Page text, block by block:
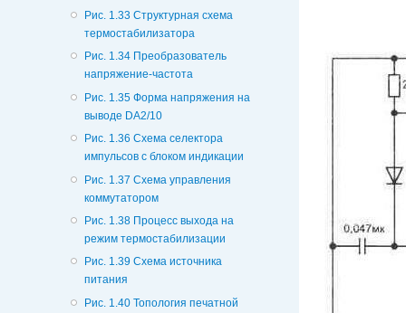
Рис. 1.33 Структурная схема
термостабилизатора
Рис. 1.34 Преобразователь
напряжение-частота
Рис. 1.35 Форма напряжения на
выводе DA2/10
Рис. 1.36 Схема селектора
импульсов с блоком индикации
Рис. 1.37 Схема управления
коммутатором
Рис. 1.38 Процесс выхода на
режим термостабилизации
Рис. 1.39 Схема источника
питания
Рис. 1.40 Топология печатной